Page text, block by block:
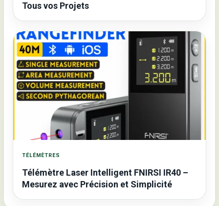
Tous vos Projets
TÉLÉMÈTRES
Télémètre Laser Intelligent FNIRSI IR40 –
Mesurez avec Précision et Simplicité